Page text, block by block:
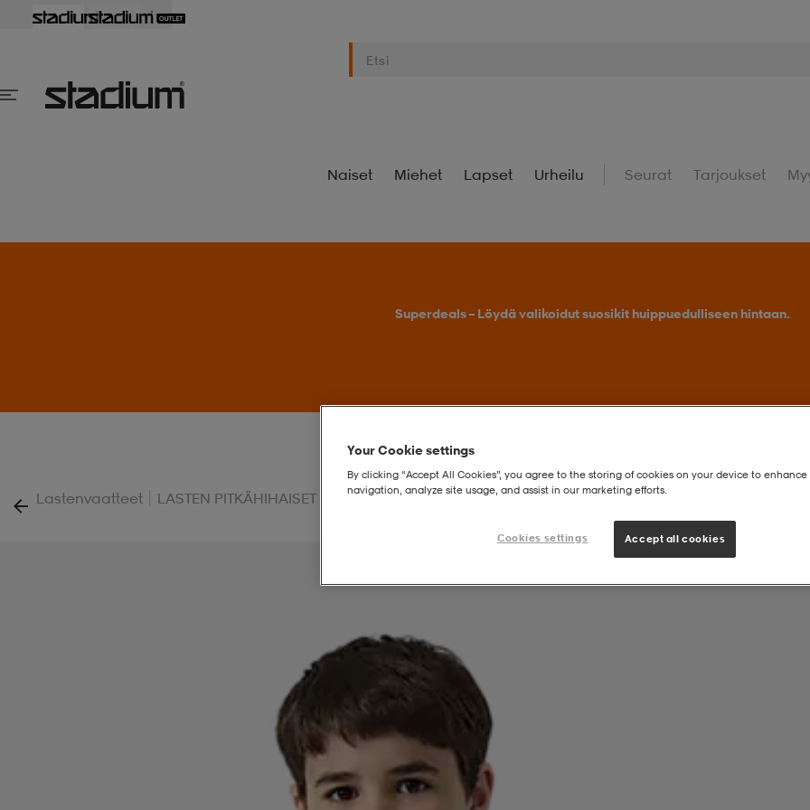
Naiset Miehet Lapset Urheilu Seurat Tarjoukset
Superdeals – Löydä valikoidut suosikit huippuedulliseen hintaan.
Lastenvaatteet | LASTEN PITKÄHIHAISET Collegepaidat – lapset | J Crewneck Sweatshirt
Your Cookie settings
By clicking “Accept All Cookies”, you agree to the storing of cookies on your device to enhance
navigation, analyze site usage, and assist in our marketing efforts.
Cookies settings Accept all cookies